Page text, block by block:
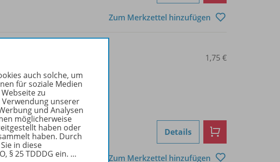
Zum Merkzettel hinzufügen
1,75 €
Details
Zum Merkzettel hinzufügen
auch solche, um
für soziale Medien
zu
unserer
und Analysen
möglicherweise
haben oder
haben. Durch
in diese
§ 25 TDDDG ein. …